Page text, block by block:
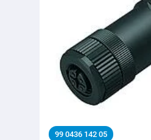
99 0436 142 05